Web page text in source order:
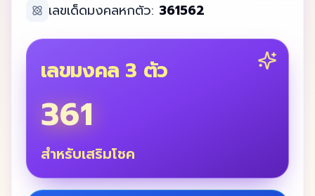
เลขเด็ดมงคลหกตัว: 361562
เลขมงคล 3 ตัว
361
สำหรับเสริมโชค